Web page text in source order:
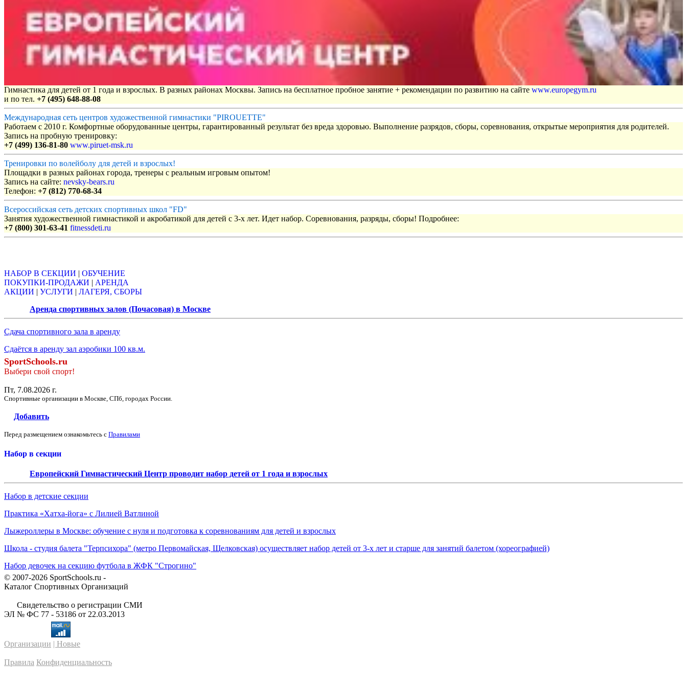
Гимнастика для детей от 1 года и взрослых. В разных районах Москвы. Запись на бесплатное пробное занятие + рекомендации по развитию на сайте www.europegym.ru
и по тел. +7 (495) 648-88-08
Международная сеть центров художественной гимнастики "PIROUETTE"
Работаем с 2010 г. Комфортные оборудованные центры, гарантированный результат без вреда здоровью. Выполнение разрядов, сборы, соревнования, открытые мероприятия для родителей.
Запись на пробную тренировку:
+7 (499) 136-81-80 www.piruet-msk.ru
Тренировки по волейболу для детей и взрослых!
Площадки в разных районах города, тренеры с реальным игровым опытом!
Запись на сайте: nevsky-bears.ru
Телефон: +7 (812) 770-68-34
Всероссийская сеть детских спортивных школ "FD"
Занятия художественной гимнастикой и акробатикой для детей с 3-х лет. Идет набор. Соревнования, разряды, сборы! Подробнее:
+7 (800) 301-63-41 fitnessdeti.ru
НАБОР В СЕКЦИИ | ОБУЧЕНИЕ
ПОКУПКИ-ПРОДАЖИ | АРЕНДА
АКЦИИ | УСЛУГИ | ЛАГЕРЯ, СБОРЫ
Аренда спортивных залов (Почасовая) в Москве
Сдача спортивного зала в аренду
Сдаётся в аренду зал аэробики 100 кв.м.
SportSchools.ru
Выбери свой спорт!
Пт, 7.08.2026 г.
Спортивные организации в Москве, СПб, городах России.
Добавить
Перед размещением ознакомьтесь с Правилами
Набор в секции
Европейский Гимнастический Центр проводит набор детей от 1 года и взрослых
Набор в детские секции
Практика «Хатха-йога» с Лилией Ватлиной
Лыжероллеры в Москве: обучение с нуля и подготовка к соревнованиям для детей и взрослых
Школа - студия балета "Терпсихора" (метро Первомайская, Щелковская) осуществляет набор детей от 3-х лет и старше для занятий балетом (хореографией)
Набор девочек на секцию футбола в ЖФК "Строгино"
© 2007-2026 SportSchools.ru -
Каталог Спортивных Организаций
Свидетельство о регистрации СМИ
ЭЛ № ФС 77 - 53186 от 22.03.2013
Организации | Новые
Правила Конфиденциальность